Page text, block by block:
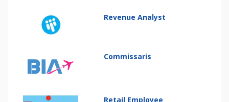
Revenue Analyst
Commissaris
Retail Employee